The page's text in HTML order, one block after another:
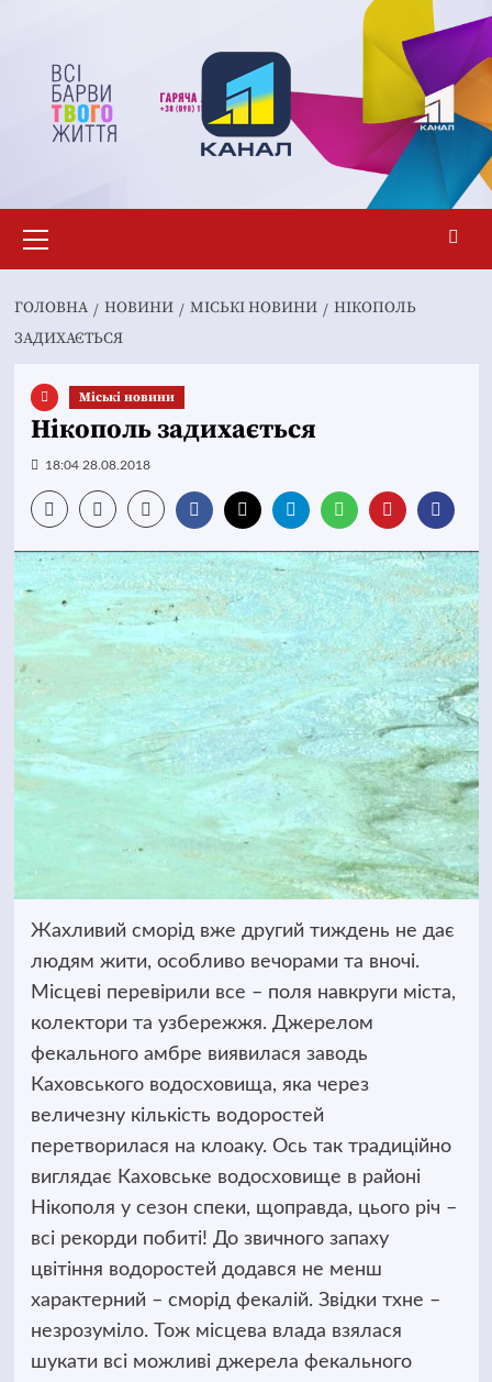
вмісту
меню
ГОЛОВНА НОВИНИ MІСЬКІ НОВИНИ
НІКОПОЛЬ
ЗАДИХАЄТЬСЯ
Mіські новини
Нікополь задихається
18:04 28.08.2018
Жахливий сморід вже другий тиждень не дає
людям жити, особливо вечорами та вночі.
Місцеві перевірили все – поля навкруги міста,
колектори та узбережжя. Джерелом
фекального амбре виявилася заводь
Каховського водосховища, яка через
величезну кількість водоростей
перетворилася на клоаку. Ось так традиційно
виглядає Каховське водосховище в районі
Нікополя у сезон спеки, щоправда, цього річ –
всі рекорди побиті! До звичного запаху
цвітіння водоростей додався не менш
характерний – сморід фекалій. Звідки тхне –
незрозуміло. Тож місцева влада взялася
шукати всі можливі джерела фекального